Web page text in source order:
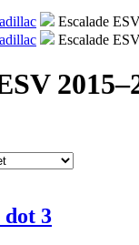
Escalade
Escalade
dot 3